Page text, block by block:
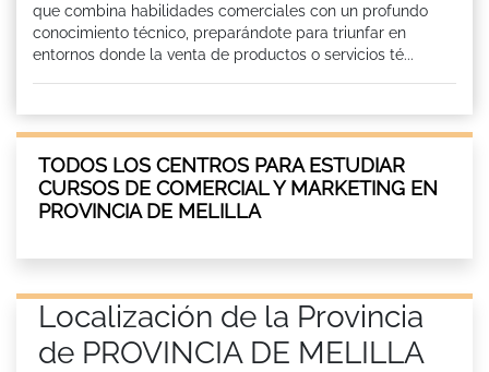
que combina habilidades comerciales con un profundo
conocimiento técnico, preparándote para triunfar en
entornos donde la venta de productos o servicios té...
TODOS LOS CENTROS PARA ESTUDIAR
CURSOS DE COMERCIAL Y MARKETING EN
PROVINCIA DE MELILLA
Localización de la Provincia
de PROVINCIA DE MELILLA